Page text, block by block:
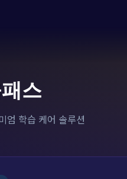
스
엄 학습 케어 솔루션